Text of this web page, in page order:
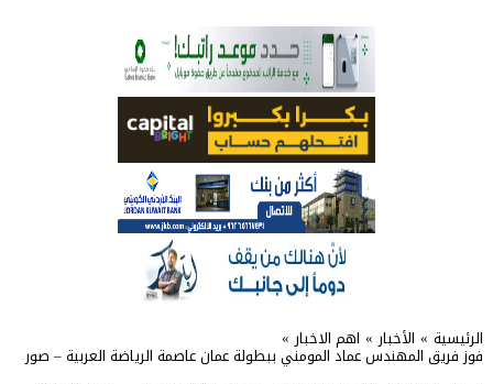
في قضيتها مع طارق الحسن
بالفيديو .. إرادة القائد ثم التعليم ثم الصناعة والزراعة قذفت ببنجلاديش خلال
عشرين عاما من دخل الفرد ٤٠٠$ سنويا الى ٦٠٠٠ $ ، فهل نستطيع ؟؟؟؟؟
الرئيسية » الأخبار » اهم الاخبار »
فوز فريق المهندس عماد المومني ببطولة عمان عاصمة الرياضة العربية – صور